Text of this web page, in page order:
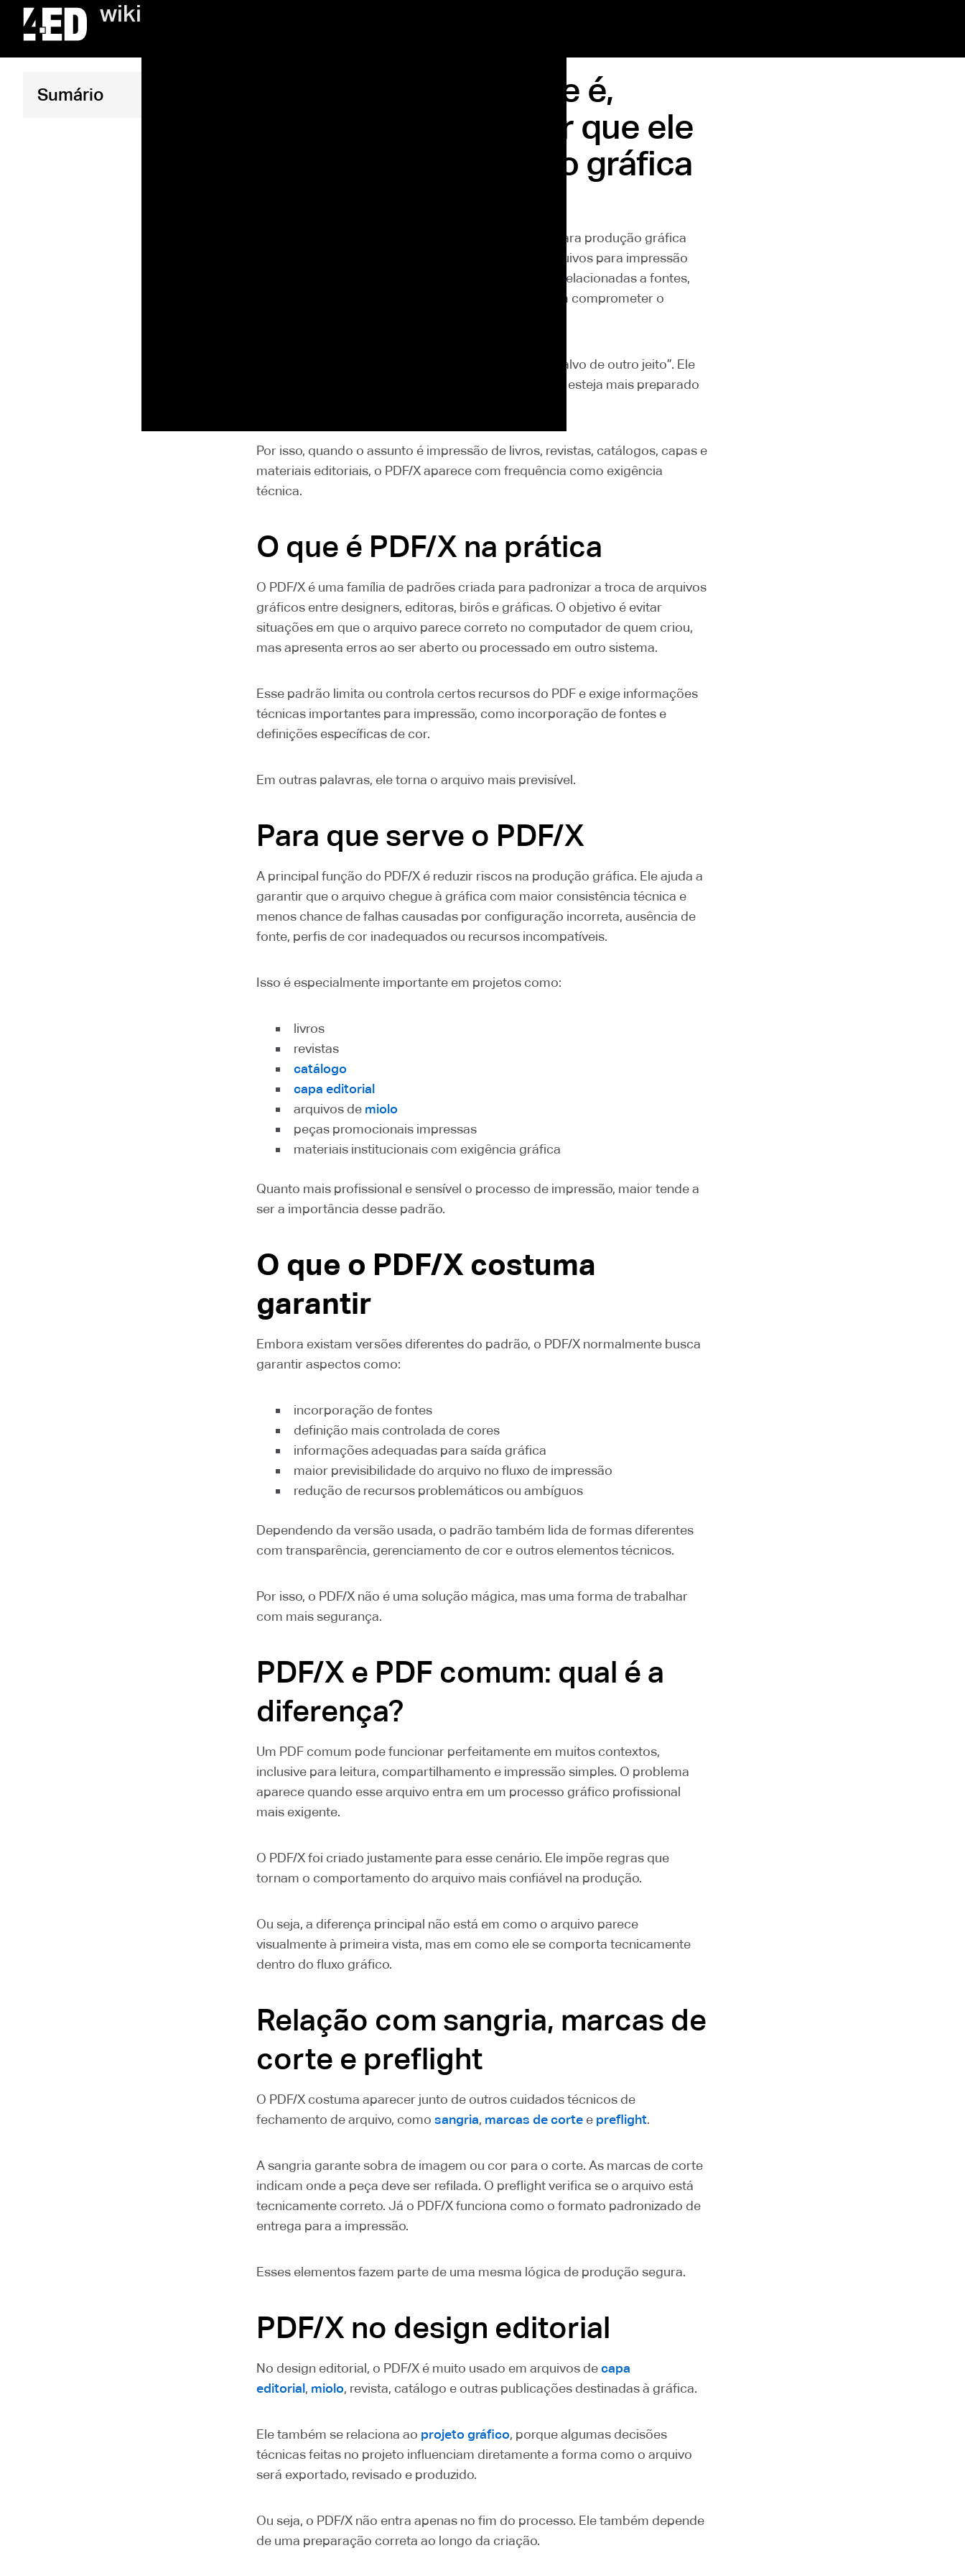
wiki
Sumário
O que é PDF/X: o que é,
como funciona e por que ele
é usado na produção gráfica
PDF/X é um padrão de exportação de PDF voltado para produção gráfica
profissional. Ele foi criado para tornar o envio de arquivos para impressão
mais seguro, reduzindo incompatibilidades técnicas relacionadas a fontes,
cores, transparências e outros elementos que podem comprometer o
Na prática, o PDF/X não é apenas um “PDF comum salvo de outro jeito”. Ele
segue regras específicas para garantir que o arquivo esteja mais preparado
Por isso, quando o assunto é impressão de livros, revistas, catálogos, capas e
materiais editoriais, o PDF/X aparece com frequência como exigência
técnica.
O que é PDF/X na prática
O PDF/X é uma família de padrões criada para padronizar a troca de arquivos
gráficos entre designers, editoras, birôs e gráficas. O objetivo é evitar
situações em que o arquivo parece correto no computador de quem criou,
mas apresenta erros ao ser aberto ou processado em outro sistema.
Esse padrão limita ou controla certos recursos do PDF e exige informações
técnicas importantes para impressão, como incorporação de fontes e
definições específicas de cor.
Em outras palavras, ele torna o arquivo mais previsível.
Para que serve o PDF/X
A principal função do PDF/X é reduzir riscos na produção gráfica. Ele ajuda a
garantir que o arquivo chegue à gráfica com maior consistência técnica e
menos chance de falhas causadas por configuração incorreta, ausência de
fonte, perfis de cor inadequados ou recursos incompatíveis.
Isso é especialmente importante em projetos como:
livros
revistas
catálogo
capa editorial
arquivos de miolo
peças promocionais impressas
materiais institucionais com exigência gráfica
Quanto mais profissional e sensível o processo de impressão, maior tende a
ser a importância desse padrão.
O que o PDF/X costuma
garantir
Embora existam versões diferentes do padrão, o PDF/X normalmente busca
garantir aspectos como:
incorporação de fontes
definição mais controlada de cores
informações adequadas para saída gráfica
maior previsibilidade do arquivo no fluxo de impressão
redução de recursos problemáticos ou ambíguos
Dependendo da versão usada, o padrão também lida de formas diferentes
com transparência, gerenciamento de cor e outros elementos técnicos.
Por isso, o PDF/X não é uma solução mágica, mas uma forma de trabalhar
com mais segurança.
PDF/X e PDF comum: qual é a
diferença?
Um PDF comum pode funcionar perfeitamente em muitos contextos,
inclusive para leitura, compartilhamento e impressão simples. O problema
aparece quando esse arquivo entra em um processo gráfico profissional
mais exigente.
O PDF/X foi criado justamente para esse cenário. Ele impõe regras que
tornam o comportamento do arquivo mais confiável na produção.
Ou seja, a diferença principal não está em como o arquivo parece
visualmente à primeira vista, mas em como ele se comporta tecnicamente
dentro do fluxo gráfico.
Relação com sangria, marcas de
corte e preflight
O PDF/X costuma aparecer junto de outros cuidados técnicos de
fechamento de arquivo, como sangria, marcas de corte e preflight.
A sangria garante sobra de imagem ou cor para o corte. As marcas de corte
indicam onde a peça deve ser refilada. O preflight verifica se o arquivo está
tecnicamente correto. Já o PDF/X funciona como o formato padronizado de
entrega para a impressão.
Esses elementos fazem parte de uma mesma lógica de produção segura.
PDF/X no design editorial
No design editorial, o PDF/X é muito usado em arquivos decapa
editorial, miolo, revista, catálogo e outras publicações destinadas à gráfica.
Ele também se relaciona ao projeto gráfico, porque algumas decisões
técnicas feitas no projeto influenciam diretamente a forma como o arquivo
será exportado, revisado e produzido.
Ou seja, o PDF/X não entra apenas no fim do processo. Ele também depende
de uma preparação correta ao longo da criação.